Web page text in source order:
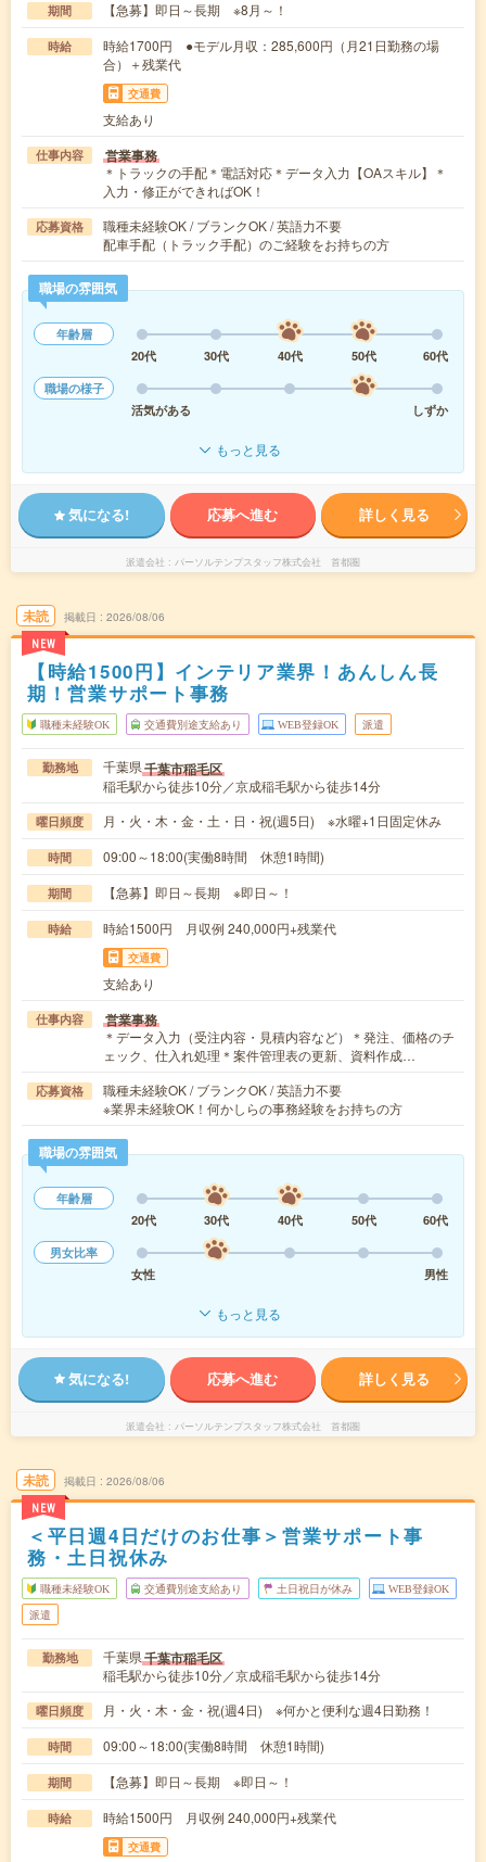
期間 【急募】即日～長期 ※8月～！
時給
時給1700円 ●モデル月収：285,600円（月21日勤務の場
合）＋残業代
交通費
支給あり
仕事内容 営業事務
＊トラックの手配＊電話対応＊データ入力【OAスキル】＊
入力・修正ができればOK！
応募資格
職種未経験OK / ブランクOK / 英語力不要
配車手配（トラック手配）のご経験をお持ちの方
職場の雰囲気
年齢層
20代
30代 40代 50代
60代
職場の様子
活気がある
しずか
もっと見る
気になる! 応募へ進む 詳しく見る
派遣会社 パーソルテンプスタッフ株式会社 首都圏
未読
NEW
掲載日 2026/08/06
【時給1500円】インテリア業界！あんしん長
期！営業サポート事務
職種未経験OK 交通費別途支給あり WEB登録OK 派遣
勤務地 千葉県千葉市稲毛区
稲毛駅から徒歩10分／京成稲毛駅から徒歩14分
曜日頻度 月・火・木・金・土・日・祝(週5日) ※水曜+1日固定休み
時間 09:00～18:00(実働8時間 休憩1時間)
期間 【急募】即日～長期 ※即日～！
時給 時給1500円 月収例 240,000円+残業代
交通費
支給あり
仕事内容 営業事務
＊データ入力（受注内容・見積内容など）＊発注、価格のチ
ェック、仕入れ処理＊案件管理表の更新、資料作成…
応募資格
職種未経験OK / ブランクOK / 英語力不要
※業界未経験OK！何かしらの事務経験をお持ちの方
職場の雰囲気
年齢層
20代
30代 40代 50代
60代
男女比率
女性
男性
もっと見る
気になる! 応募へ進む 詳しく見る
派遣会社 パーソルテンプスタッフ株式会社 首都圏
未読
NEW
掲載日 2026/08/06
＜平日週4日だけのお仕事＞営業サポート事
務・土日祝休み
職種未経験OK 交通費別途支給あり 土日祝日が休み WEB登録OK
派遣
勤務地 千葉県千葉市稲毛区
稲毛駅から徒歩10分／京成稲毛駅から徒歩14分
曜日頻度 月・火・木・金・祝(週4日) ※何かと便利な週4日勤務！
時間 09:00～18:00(実働8時間 休憩1時間)
期間 【急募】即日～長期 ※即日～！
時給 時給1500円 月収例 240,000円+残業代
交通費